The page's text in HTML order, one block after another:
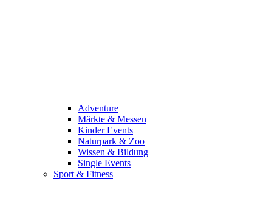
Adventure
Märkte & Messen
Kinder Events
Naturpark & Zoo
Wissen & Bildung
Single Events
Sport & Fitness